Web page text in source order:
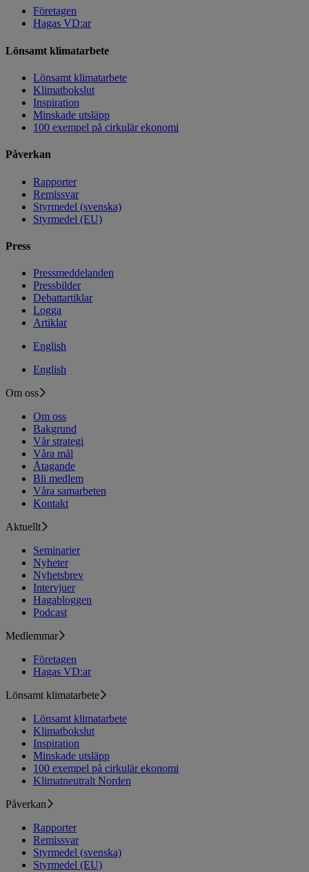
Företagen
Hagas VD:ar
Lönsamt klimatarbete
Lönsamt klimatarbete
Klimatbokslut
Inspiration
Minskade utsläpp
100 exempel på cirkulär ekonomi
Påverkan
Rapporter
Remissvar
Styrmedel (svenska)
Styrmedel (EU)
Press
Pressmeddelanden
Pressbilder
Debattartiklar
Logga
Artiklar
English
English
Om oss
Om oss
Bakgrund
Vår strategi
Våra mål
Åtagande
Bli medlem
Våra samarbeten
Kontakt
Aktuellt
Seminarier
Nyheter
Nyhetsbrev
Intervjuer
Hagabloggen
Podcast
Medlemmar
Företagen
Hagas VD:ar
Lönsamt klimatarbete
Lönsamt klimatarbete
Klimatbokslut
Inspiration
Minskade utsläpp
100 exempel på cirkulär ekonomi
Klimatneutralt Norden
Påverkan
Rapporter
Remissvar
Styrmedel (svenska)
Styrmedel (EU)